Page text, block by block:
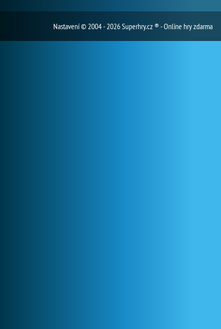
Nastavení© 2004 - 2026 Superhry.cz ® - Online hry zdarma